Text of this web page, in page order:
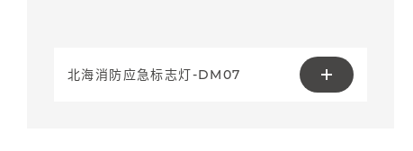
北海消防应急标志灯-DM07